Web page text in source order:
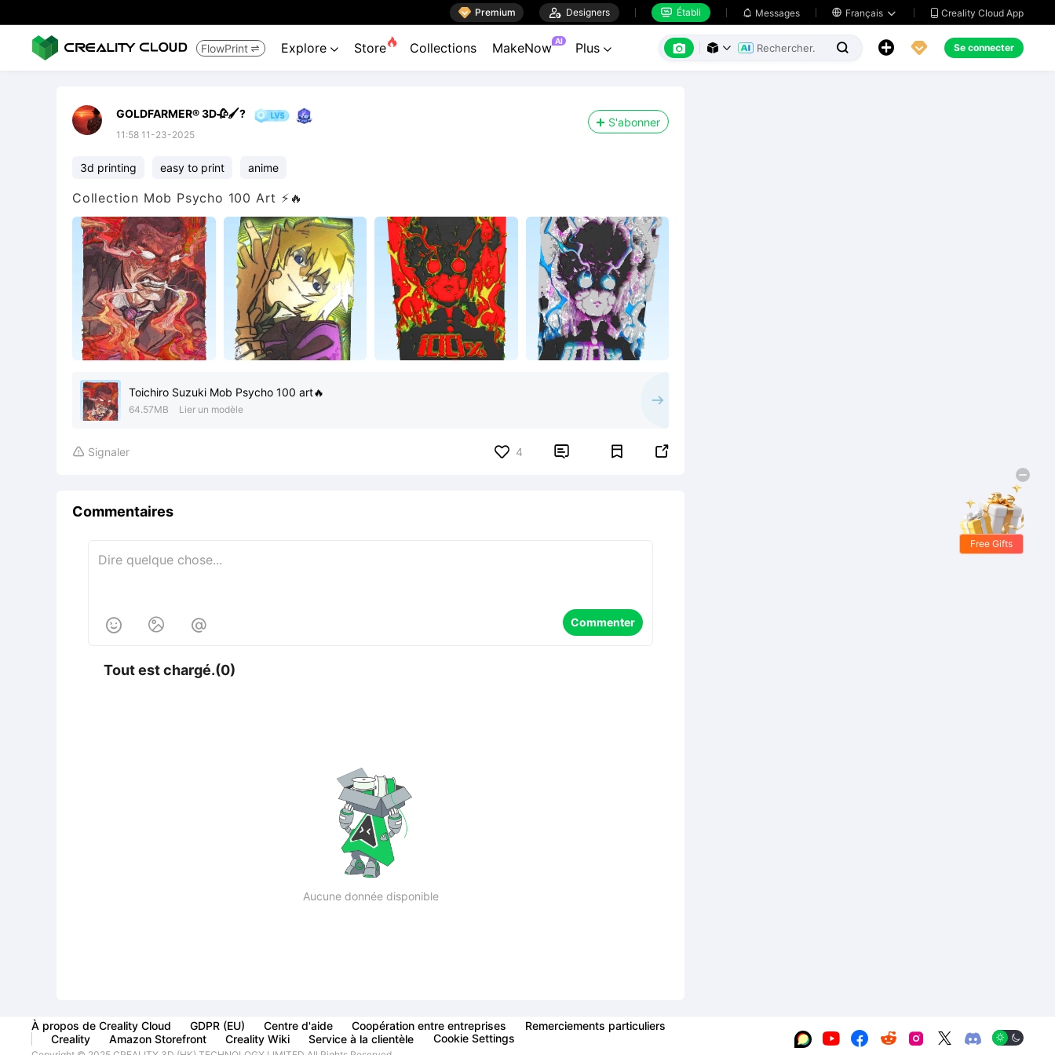
 Premium  Designers  Établi  Messages  Français   Creality Cloud App
FlowPrint  Explore  Store Collections MakeNow AI Plus        Se connecter
GOLDFARMER® 3D🥀🖌️?
11:58 11-23-2025
S'abonner
3d printing easy to print anime
Collection Mob Psycho 100 Art ⚡🔥
Toichiro Suzuki Mob Psycho 100 art🔥
64.57MB Lier un modèle
 Signaler 4  
Commentaires
   Commenter
Tout est chargé.(0)
Aucune donnée disponible
À propos de Creality Cloud GDPR (EU) Centre d'aide Coopération entre entreprises
Remerciements particuliers
Creality
Amazon Storefront Creality Wiki Service à la clientèle Cookie Settings      
Free Gifts